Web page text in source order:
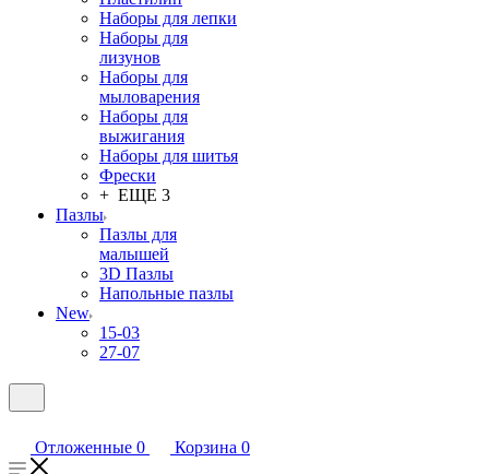
Наборы для лепки
Наборы для
лизунов
Наборы для
мыловарения
Наборы для
выжигания
Наборы для шитья
Фрески
+ ЕЩЕ 3
Пазлы
Пазлы для
малышей
3D Пазлы
Напольные пазлы
New
15-03
27-07
Отложенные 0 Корзина 0